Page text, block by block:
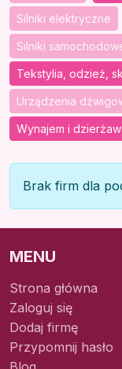
Silniki elektryczne
Silniki
Tekstylia, odzież,
Urządzenia
Wynajem i
Brak firm dla
MENU
Strona główna
Zaloguj się
Dodaj firmę
Przypomnij hasło